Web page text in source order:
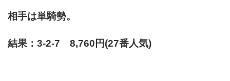
相手は単騎勢。
結果：3-2-7 8,760円(27番人気)